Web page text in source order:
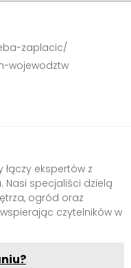
zaplacic/
wojewodztw
ekspertów z
Nasi specjaliści dzielą
ogród oraz
czytelników w